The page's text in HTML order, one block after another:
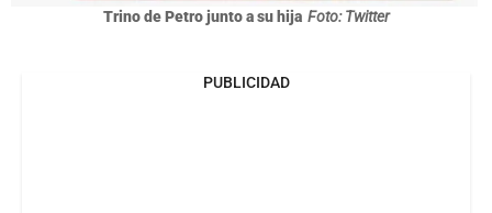
Trino de Petro junto a su hija Foto: Twitter
PUBLICIDAD